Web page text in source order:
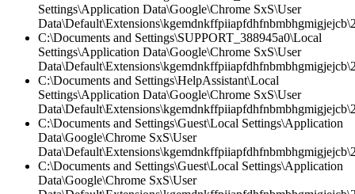
Settings\Application Data\Google\Chrome SxS\User
C:\Documents and Settings\SUPPORT_388945a0\Local
Settings\Application Data\Google\Chrome SxS\User
C:\Documents and Settings\HelpAssistant\Local
Settings\Application Data\Google\Chrome SxS\User
C:\Documents and Settings\Guest\Local Settings\Application
Data\Google\Chrome SxS\User
C:\Documents and Settings\Guest\Local Settings\Application
Data\Google\Chrome SxS\User